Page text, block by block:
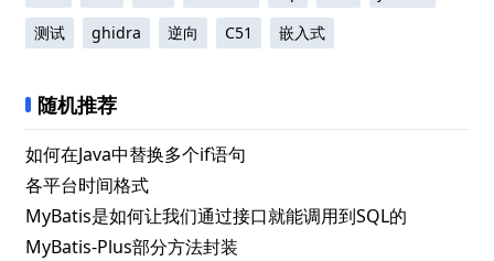
测试
ghidra 逆向 C51 嵌入式
随机推荐
如何在Java中替换多个if语句
各平台时间格式
MyBatis是如何让我们通过接口就能调用到SQL的
MyBatis-Plus部分方法封装